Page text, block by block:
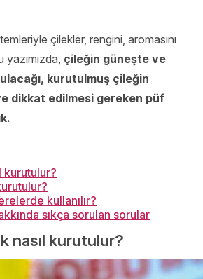
çilekler, rengini, aromasını
yazımızda, çileğin güneşte ve
kurutulmuş çileğin
dikkat edilmesi gereken püf
kurutulur?
kullanılır?
sıkça sorulan sorular
nasıl kurutulur?